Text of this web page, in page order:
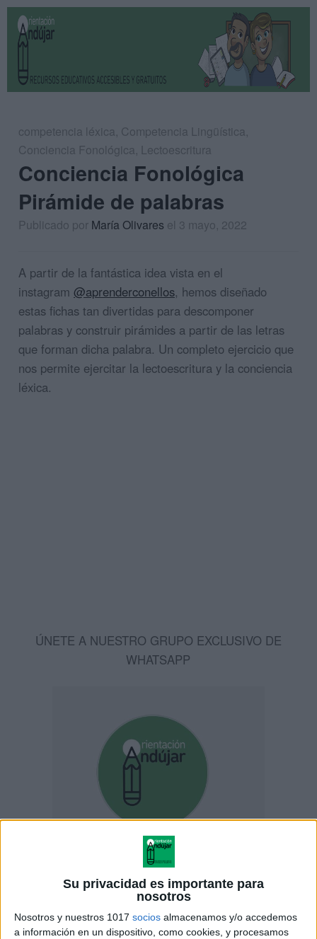
Su privacidad es importante para
nosotros
Nosotros y nuestros 1017 socios almacenamos y/o accedemos
a información en un dispositivo, como cookies, y procesamos
competencia léxica, Competencia Lingüística,
Conciencia Fonológica, Lectoescritura
Conciencia Fonológica
Pirámide de palabras
Publicado por María Olivares el 3 mayo, 2022
A partir de la fantástica idea vista en el
instagram @aprenderconellos, hemos diseñado
estas fichas tan divertidas para descomponer
palabras y construir pirámides a partir de las letras
que forman dicha palabra. Un completo ejercicio que
nos permite ejercitar la lectoescritura y la conciencia
léxica.
ÚNETE A NUESTRO GRUPO EXCLUSIVO DE
WHATSAPP
ENLACE AL GRUPO